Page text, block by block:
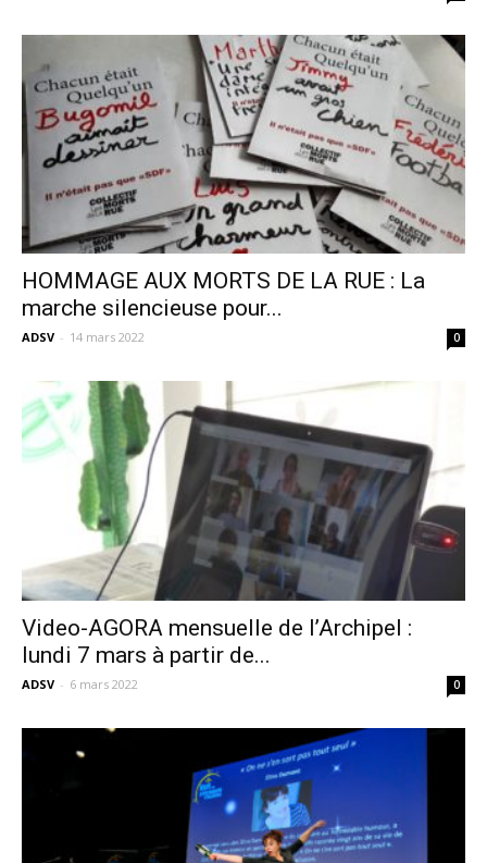
HOMMAGE AUX MORTS DE LA RUE : La
marche silencieuse pour...
ADSV - 14 mars 2022 0
Video-AGORA mensuelle de l’Archipel :
lundi 7 mars à partir de...
ADSV - 6 mars 2022 0